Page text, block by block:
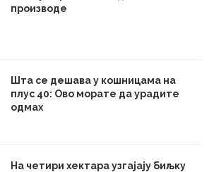
производе
Шта се дешава у кошницама на
плус 40: Ово морате да урадите
одмах
На четири хектара узгајају биљку